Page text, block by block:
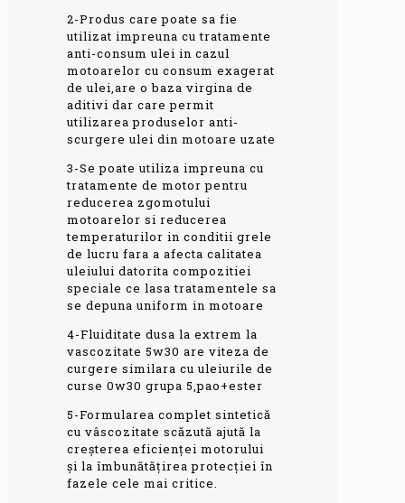
2-Produs care poate sa fie
utilizat impreuna cu tratamente
anti-consum ulei in cazul
motoarelor cu consum exagerat
de ulei,are o baza virgina de
aditivi dar care permit
utilizarea produselor anti-
scurgere ulei din motoare uzate
3-Se poate utiliza impreuna cu
tratamente de motor pentru
reducerea zgomotului
motoarelor si reducerea
temperaturilor in conditii grele
de lucru fara a afecta calitatea
uleiului datorita compozitiei
speciale ce lasa tratamentele sa
se depuna uniform in motoare
4-Fluiditate dusa la extrem la
vascozitate 5w30 are viteza de
curgere similara cu uleiurile de
curse 0w30 grupa 5,pao+ester
5-Formularea complet sintetică
cu vâscozitate scăzută ajută la
creșterea eficienței motorului
și la îmbunătățirea protecției în
fazele cele mai critice.